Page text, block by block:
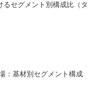
セグメント別構成比（タ
：基材別セグメント構成